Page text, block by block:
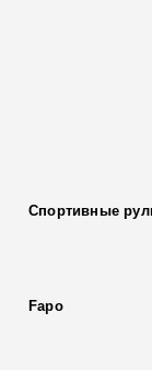
Спортивные
Fapo